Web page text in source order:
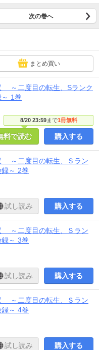
次の巻へ
まとめ買い
～二度目の転生、Sランク
1巻
8/20 23:59まで1冊無料
料で読む 購入する
～二度目の転生、Ｓラン
～ 2巻
試し読み 購入する
～二度目の転生、Ｓラン
～ 3巻
試し読み 購入する
～二度目の転生、Ｓラン
～ 4巻
試し読み 購入する